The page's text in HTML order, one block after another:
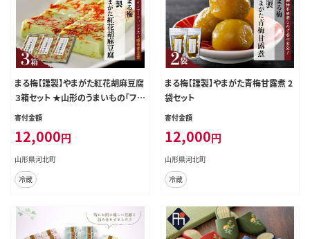
まる梅【謹製】やまがた紅花胡麻豆腐
３箱セット ★山形のうまいもの「ファ
インフードコンテスト」優秀賞受賞★
寄付金額
12,000円
山形県河北町
冷蔵
まる梅【謹製】やまがた青梅甘露煮 2
袋セット
寄付金額
12,000円
山形県河北町
冷蔵